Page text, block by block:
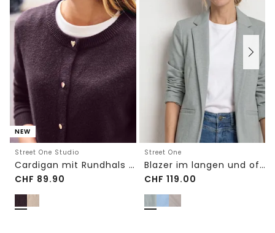
NEW
Street One Studio
Cardigan mit Rundhals und Knöpfen
CHF 89.90
Street One
Blazer im langen und offenen Schnitt
CHF 119.00